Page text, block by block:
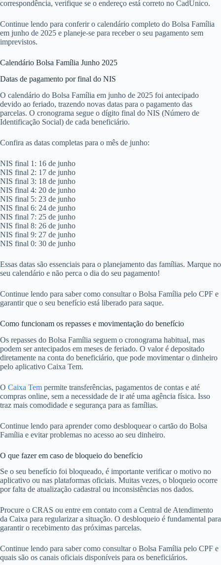
correspondência, verifique se o endereço está correto no CadÚnico.
Continue lendo para conferir o calendário completo do Bolsa Família
em junho de 2025 e planeje-se para receber o seu pagamento sem
imprevistos.
Calendário Bolsa Família Junho 2025
Datas de pagamento por final do NIS
O calendário do Bolsa Família em junho de 2025 foi antecipado
devido ao feriado, trazendo novas datas para o pagamento das
parcelas. O cronograma segue o dígito final do NIS (Número de
Identificação Social) de cada beneficiário.
Confira as datas completas para o mês de junho:
NIS final 1: 16 de junho
NIS final 2: 17 de junho
NIS final 3: 18 de junho
NIS final 4: 20 de junho
NIS final 5: 23 de junho
NIS final 6: 24 de junho
NIS final 7: 25 de junho
NIS final 8: 26 de junho
NIS final 9: 27 de junho
NIS final 0: 30 de junho
Essas datas são essenciais para o planejamento das famílias. Marque no
seu calendário e não perca o dia do seu pagamento!
Continue lendo para saber como consultar o Bolsa Família pelo CPF e
garantir que o seu benefício está liberado para saque.
Como funcionam os repasses e movimentação do benefício
Os repasses do Bolsa Família seguem o cronograma habitual, mas
podem ser antecipados em meses de feriado. O valor é depositado
diretamente na conta do beneficiário, que pode movimentar o dinheiro
pelo aplicativo Caixa Tem.
O Caixa Tem permite transferências, pagamentos de contas e até
compras online, sem a necessidade de ir até uma agência física. Isso
traz mais comodidade e segurança para as famílias.
Continue lendo para aprender como desbloquear o cartão do Bolsa
Família e evitar problemas no acesso ao seu dinheiro.
O que fazer em caso de bloqueio do benefício
Se o seu benefício foi bloqueado, é importante verificar o motivo no
aplicativo ou nas plataformas oficiais. Muitas vezes, o bloqueio ocorre
por falta de atualização cadastral ou inconsistências nos dados.
Procure o CRAS ou entre em contato com a Central de Atendimento
da Caixa para regularizar a situação. O desbloqueio é fundamental para
garantir o recebimento das próximas parcelas.
Continue lendo para saber como consultar o Bolsa Família pelo CPF e
quais são os canais oficiais disponíveis para os beneficiários.